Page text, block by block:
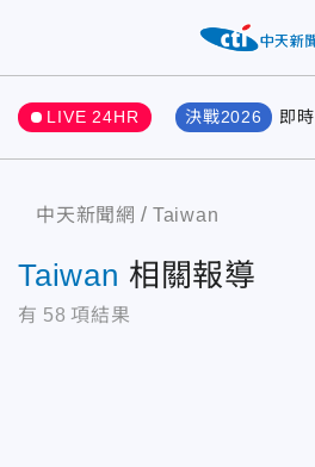
LIVE 24HR 決戰2026 即時
中天新聞網 Taiwan
Taiwan 相關報導
有 58 項結果